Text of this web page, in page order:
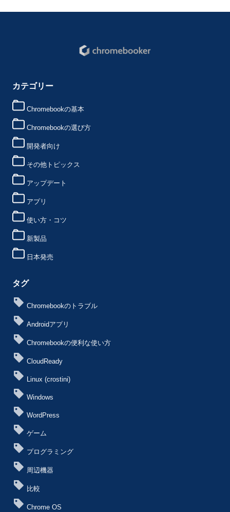
カテゴリー
Chromebookの基本
Chromebookの選び方
開発者向け
その他トピックス
アップデート
アプリ
使い方・コツ
新製品
日本発売
タグ
Chromebookのトラブル
Androidアプリ
Chromebookの便利な使い方
CloudReady
Linux (crostini)
Windows
WordPress
ゲーム
プログラミング
周辺機器
比較
Chrome OS